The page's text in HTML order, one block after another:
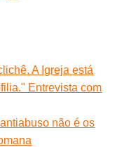
A Igreja está
Entrevista com
não é os